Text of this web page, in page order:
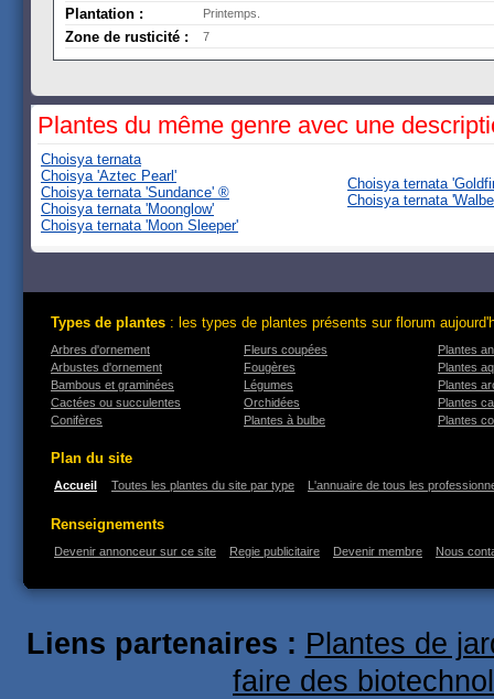
Plantation : Printemps.
Zone de rusticité : 7
Plantes du même genre avec une
Choisya ternata
Choisya 'Aztec Pearl'
Choisya ternata 'Sundance' ®
Choisya ternata 'Moonglow'
Choisya ternata 'Moon Sleeper'
Choisya ternata
Choisya ternata
Types de plantes : les types de plantes présents sur florum
Arbres d'ornement
Arbustes d'ornement
Bambous et graminées
Cactées ou succulentes
Conifères
Fleurs coupées
Fougères
Légumes
Orchidées
Plantes à bulbe
Plantes
Plantes
Plantes
Plantes
Plantes
Plan du site
Accueil Toutes les plantes du site par type L'annuaire de tous les
Renseignements
Devenir annonceur sur ce site Regie publicitaire Devenir membre Nous
Liens partenaires : Plantes de
faire des